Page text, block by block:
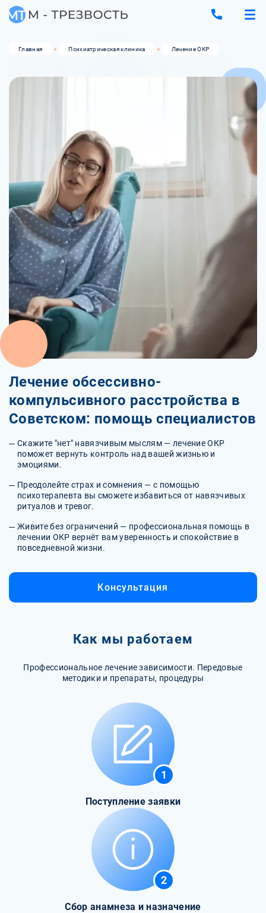
Главная Психиатрическая клиника Лечение ОКР
Лечение обсессивно-
компульсивного расстройства в
Советском: помощь специалистов
Скажите "нет" навязчивым мыслям — лечение ОКР
поможет вернуть контроль над вашей жизнью и
эмоциями.
Преодолейте страх и сомнения — с помощью
психотерапевта вы сможете избавиться от навязчивых
ритуалов и тревог.
Живите без ограничений — профессиональная помощь в
лечении ОКР вернёт вам уверенность и спокойствие в
повседневной жизни.
Консультация
Как мы работаем
Профессиональное лечение зависимости. Передовые
методики и препараты, процедуры
1
Поступление заявки
2
Сбор анамнеза и назначение